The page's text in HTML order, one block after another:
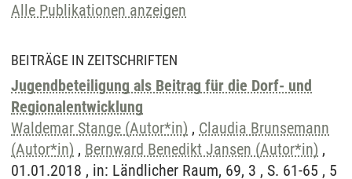
Alle Publikationen anzeigen
BEITRÄGE IN ZEITSCHRIFTEN
Jugendbeteiligung als Beitrag für die Dorf- und
Regionalentwicklung
Waldemar Stange (Autor*in) , Claudia Brunsemann
(Autor*in) , Bernward Benedikt Jansen (Autor*in) ,
01.01.2018 , in: Ländlicher Raum, 69, 3 , S. 61-65 , 5